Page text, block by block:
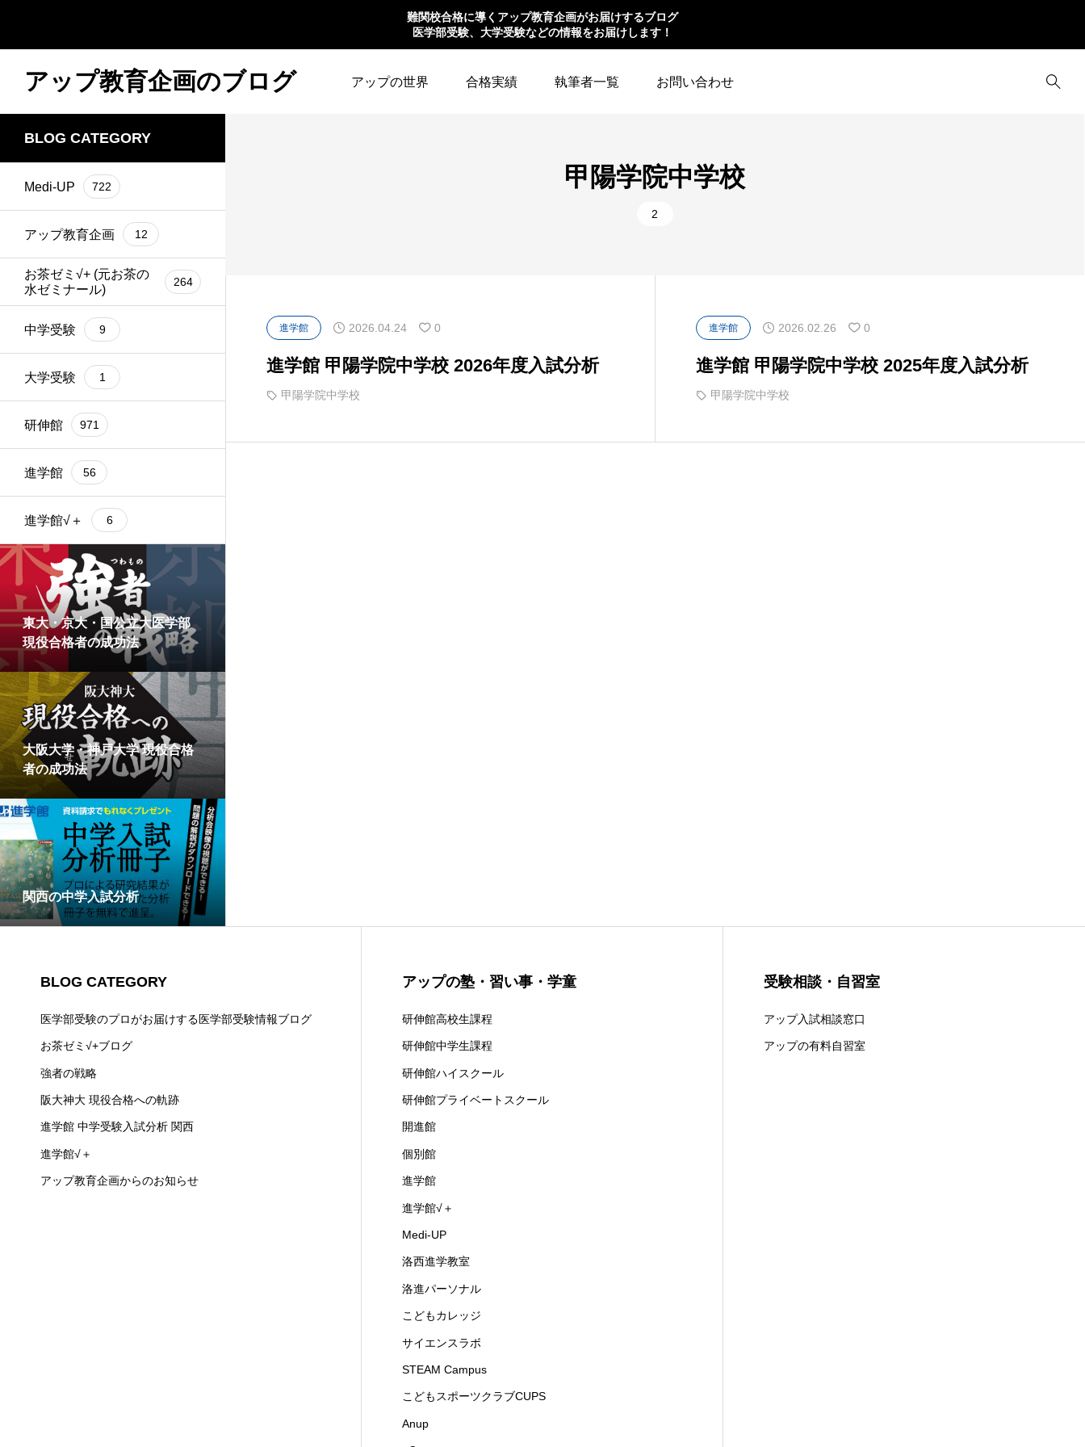
難関校合格に導くアップ教育企画がお届けするブログ
医学部受験、大学受験などの情報をお届けします！
アップ教育企画のブログ アップの世界 合格実績 執筆者一覧 お問い合わせ
BLOG CATEGORY
Medi-UP 722
アップ教育企画 12
お茶ゼミ√+ (元お茶の
水ゼミナール)
264
中学受験 9
大学受験 1
研伸館 971
進学館 56
進学館√＋ 6
東大・京大・国公立大医学部
現役合格者の成功法
大阪大学・神戸大学 現役合格
者の成功法
関西の中学入試分析
甲陽学院中学校
2
進学館 2026.04.24 0
進学館 甲陽学院中学校 2026年度入試分析
甲陽学院中学校
進学館 2026.02.26 0
進学館 甲陽学院中学校 2025年度入試分析
甲陽学院中学校
BLOG CATEGORY
医学部受験のプロがお届けする医学部受験情報ブログ
お茶ゼミ√+ブログ
強者の戦略
阪大神大 現役合格への軌跡
進学館 中学受験入試分析 関西
進学館√＋
アップ教育企画からのお知らせ
アップの塾・習い事・学童
研伸館高校生課程
研伸館中学生課程
研伸館ハイスクール
研伸館プライベートスクール
開進館
個別館
進学館
進学館√＋
Medi-UP
洛西進学教室
洛進パーソナル
こどもカレッジ
サイエンスラボ
STEAM Campus
こどもスポーツクラブCUPS
Anup
受験相談・自習室
アップ入試相談窓口
アップの有料自習室